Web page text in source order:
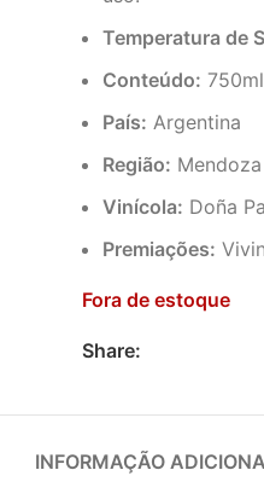
Temperatura de
Conteúdo: 750ml
País: Argentina
Região: Mendoza
Vinícola: Doña
Premiações:
Fora de estoque
Share:
INFORMAÇÃO